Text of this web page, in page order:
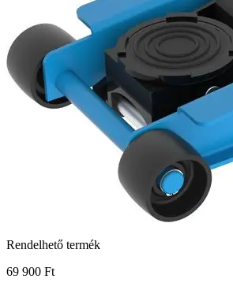
Rendelhető termék
69 900 Ft